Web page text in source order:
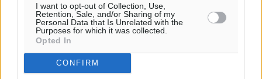
I want to opt-out of Collection, Use,
Retention, Sale, and/or Sharing of my
Personal Data that Is Unrelated with the
Purposes for which it was collected.
Opted In
CONFIRM